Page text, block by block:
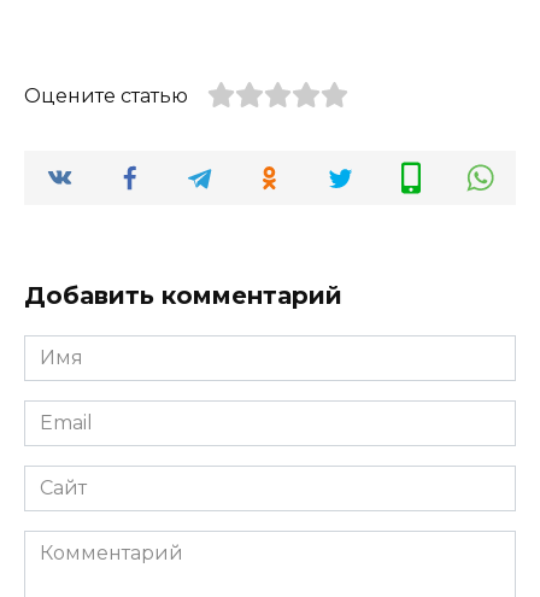
Оцените статью
Добавить комментарий
Имя
*
Email
*
Сайт
Комментарий